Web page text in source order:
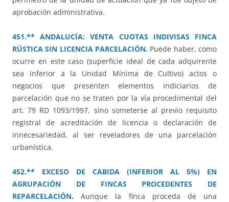
aprobación administrativa.
451.** ANDALUCÍA: VENTA CUOTAS INDIVISAS FINCA
RÚSTICA SIN LICENCIA PARCELACIÓN. Puede haber, como
ocurre en este caso (superficie ideal de cada adquirente
sea inferior a la Unidad Mínima de Cultivo) actos o
negocios que presenten elementos indiciarios de
parcelación que no se traten por la vía procedimental del
art. 79 RD 1093/1997, sino someterse al previo requisito
registral de acreditación de licencia o declaración de
innecesariedad, al ser reveladores de una parcelación
urbanística.
452.** EXCESO DE CABIDA (INFERIOR AL 5%) EN
AGRUPACIÓN DE FINCAS PROCEDENTES DE
REPARCELACIÓN.Aunque la finca proceda de una